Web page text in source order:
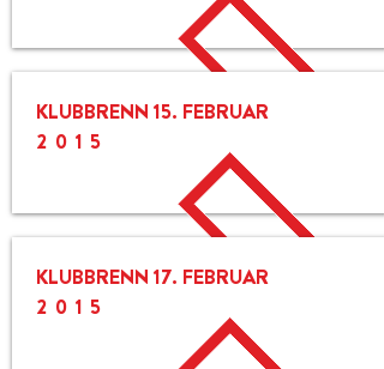
KLUBBRENN 15. FEBRUAR
2015
KLUBBRENN 17. FEBRUAR
2015